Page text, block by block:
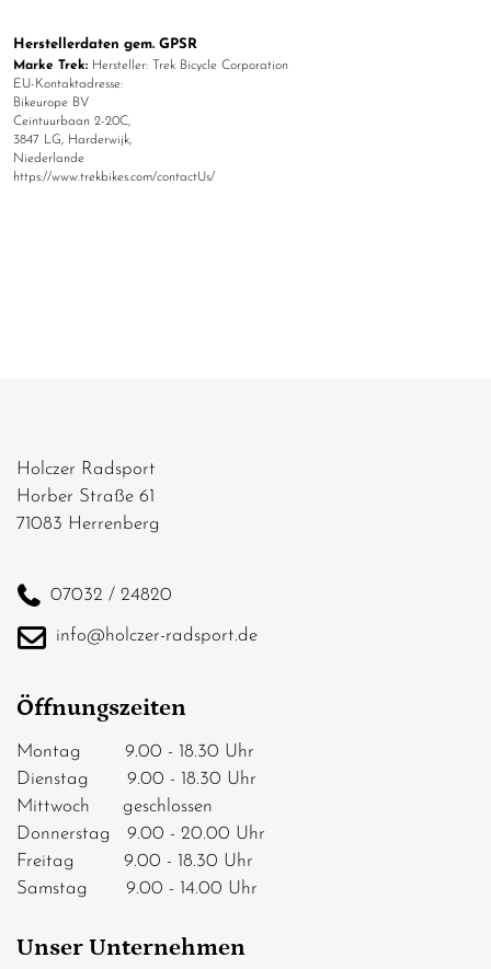
Herstellerdaten gem. GPSR
Marke Trek: Hersteller: Trek Bicycle Corporation
EU-Kontaktadresse:
Bikeurope BV
Ceintuurbaan 2-20C,
3847 LG, Harderwijk,
Niederlande
https://www.trekbikes.com/contactUs/
Holczer Radsport
Horber Straße 61
71083 Herrenberg
07032 / 24820
info@holczer-radsport.de
Öffnungszeiten
Montag 9.00 - 18.30 Uhr
Dienstag 9.00 - 18.30 Uhr
Mittwoch geschlossen
Donnerstag 9.00 - 20.00 Uhr
Freitag 9.00 - 18.30 Uhr
Samstag 9.00 - 14.00 Uhr
Unser Unternehmen